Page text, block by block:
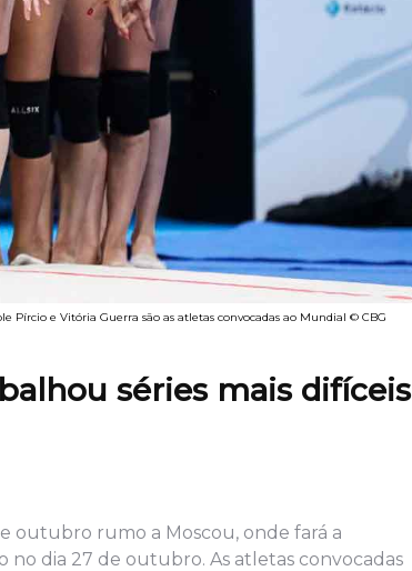
Pírcio e Vitória Guerra são as atletas convocadas ao Mundial © CBG
séries mais difíceis
outubro rumo a Moscou, onde fará a
dia 27 de outubro. As atletas convocadas